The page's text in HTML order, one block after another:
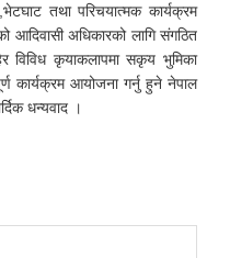
तथा परिचयात्मक कार्यक्रम
आदिवासी अधिकारको लागि संगठित
विविध कृयाकलापमा सकृय भुमिका
कार्यक्रम आयोजना गर्नु हुने नेपाल
धन्यवाद ।